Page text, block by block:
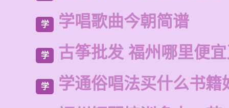
学 学唱歌曲今朝简谱
学 古筝批发 福州哪里便
学
学通俗唱法买什么书籍